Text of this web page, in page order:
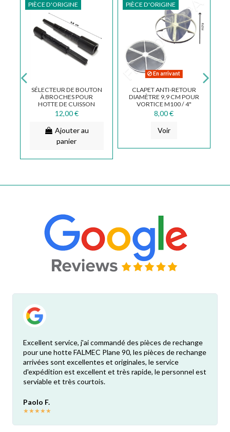
PIÈCE D'ORIGINE
SÉLECTEUR DE BOUTON
À BROCHES POUR
HOTTE DE CUISSON
ELICA BOX EN
PRN0093036B
12,00 €
Ajouter au
panier
PIÈCE D'ORIGINE
En arrivant
CLAPET ANTI-RETOUR
DIAMÈTRE 9,9 CM POUR
VORTICE M100 / 4"
8,00 €
Voir
Excellent service, j'ai commandé des pièces de rechange
pour une hotte FALMEC Plane 90, les pièces de rechange
arrivées sont excellentes et originales, le service
d'expédition est excellent et très rapide, le personnel est
serviable et très courtois.
Paolo F.
★★★★★